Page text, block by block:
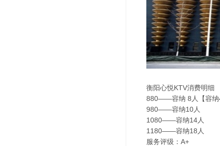
衡阳心悦KTV消费明细
880——容纳 8人【容纳
980——容纳10人
1080——容纳14人
1180——容纳18人
服务评级：A+